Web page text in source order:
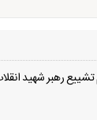
رهبر شهید